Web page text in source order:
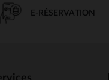
E-RÉSERVATION